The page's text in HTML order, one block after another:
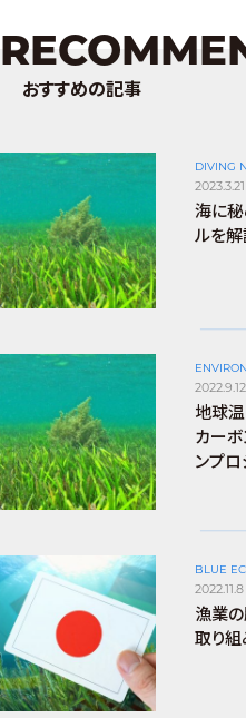
おすすめの記事
DIVING
2023.3.21
海に
ルを
2022.9.12
地球
カーボ
ンプロ
BLUE
2022.11.8
漁業
取り